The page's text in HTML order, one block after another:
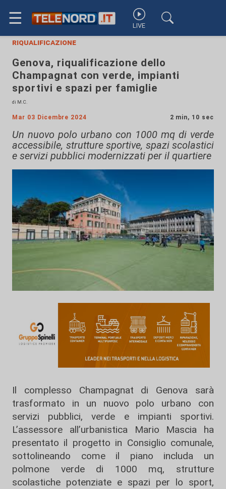
☰ LIVE
riqualificazione
Genova, riqualificazione dello
Champagnat con verde, impianti
sportivi e spazi per famiglie
di M.C.
Mar 03 Dicembre 2024 2 min, 10 sec
Un nuovo polo urbano con 1000 mq di verde
accessibile, strutture sportive, spazi scolastici
e servizi pubblici modernizzati per il quartiere
Il complesso Champagnat di Genova sarà
trasformato in un nuovo polo urbano con
servizi pubblici, verde e impianti sportivi.
L’assessore all’urbanistica Mario Mascia ha
presentato il progetto in Consiglio comunale,
sottolineando come il piano includa un
polmone verde di 1000 mq, strutture
scolastiche potenziate e spazi per lo sport,